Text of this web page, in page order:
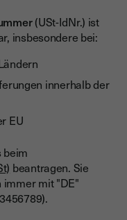
(USt-IdNr.) ist
insbesondere bei:
innerhalb der
EU
beim
beantragen. Sie
immer mit "DE"